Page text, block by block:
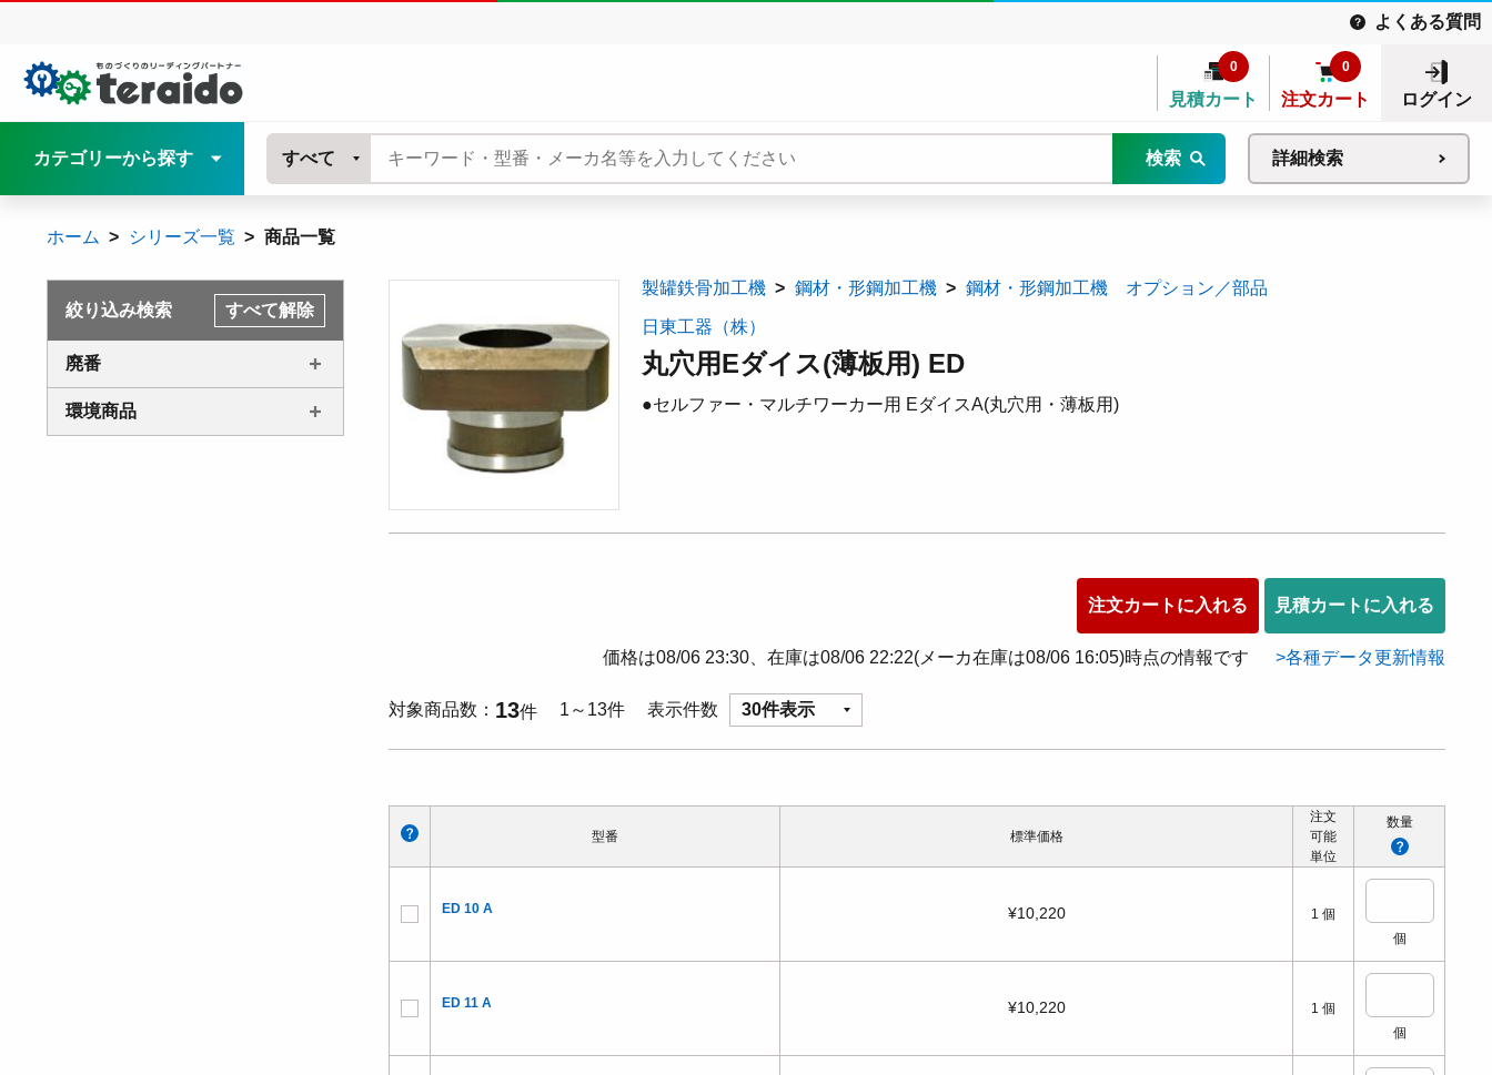
よくある質問
見積カート
0
注文カート
0
ログイン
カテゴリーから探す すべて 検索 詳細検索
ホーム シリーズ一覧 商品一覧
絞り込み検索 すべて解除
廃番
環境商品
製罐鉄骨加工機 鋼材・形鋼加工機 鋼材・形鋼加工機 オプション／部品
日東工器（株）
丸穴用Eダイス(薄板用) ED
●セルファー・マルチワーカー用 EダイスA(丸穴用・薄板用)
注文カートに入れる 見積カートに入れる
価格は08/06 23:30、在庫は08/06 22:22(メーカ在庫は08/06 16:05)時点の情報です 各種データ更新情報
対象商品数 13件 1～13件 表示件数 30件表示
型番 標準価格
注文
可能
単位
数量
ED 10 A ¥10,220 1 個
個
ED 11 A ¥10,220 1 個
個